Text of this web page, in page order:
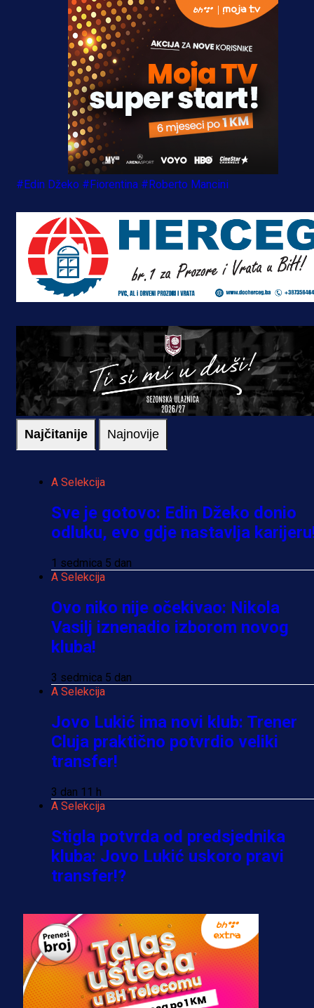
#Edin Džeko #Fiorentina #Roberto Mancini
Najčitanije Najnovije
A Selekcija
Sve je gotovo: Edin Džeko donio
odluku, evo gdje nastavlja
1 sedmica 5 dan
A Selekcija
Ovo niko nije očekivao: Nikola
Vasilj iznenadio izborom novog
kluba!
3 sedmica 5 dan
A Selekcija
Jovo Lukić ima novi klub: Trener
Cluja praktično potvrdio veliki
transfer!
3 dan 11 h
A Selekcija
Stigla potvrda od predsjednika
kluba: Jovo Lukić uskoro pravi
transfer!?
A Selekcija
Zmajevi dobili veliko pojačanje:
Fudbaler Olympiacosa želi obući
dres BiH!